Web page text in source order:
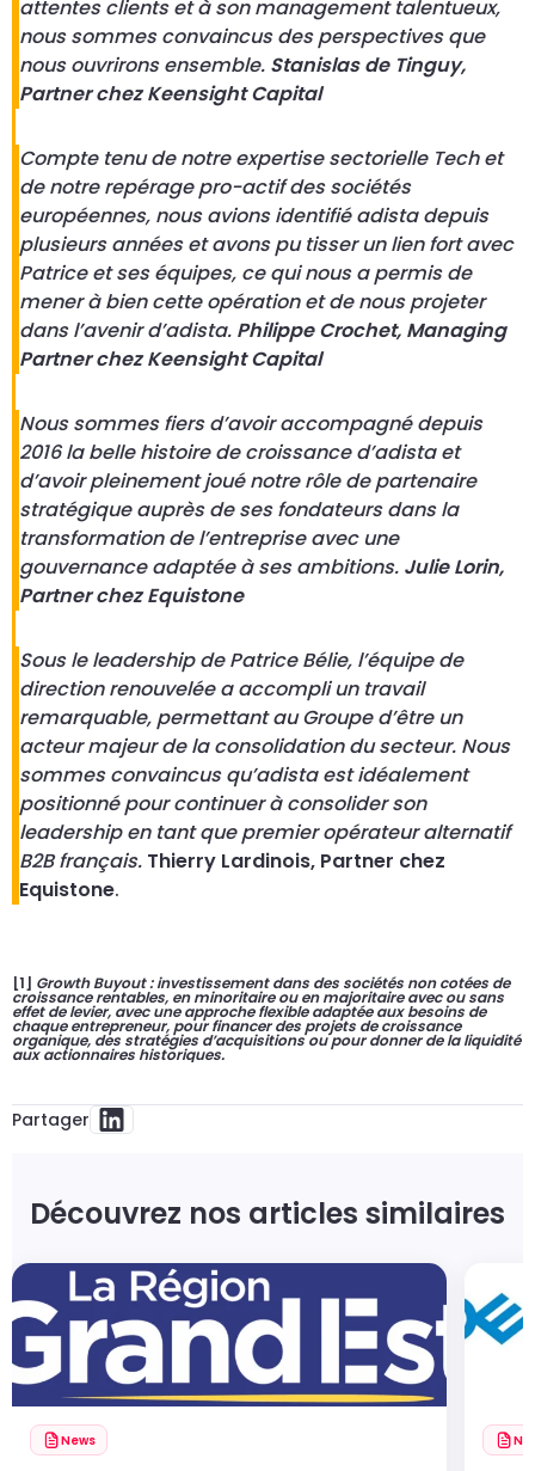
attentes clients et à son management talentueux,
nous sommes convaincus des perspectives que
nous ouvrirons ensemble. Stanislas de Tinguy,
Partner chez Keensight Capital
Compte tenu de notre expertise sectorielle Tech et
de notre repérage pro-actif des sociétés
européennes, nous avions identifié adista depuis
plusieurs années et avons pu tisser un lien fort avec
Patrice et ses équipes, ce qui nous a permis de
mener à bien cette opération et de nous projeter
dans l’avenir d’adista. Philippe Crochet, Managing
Partner chez Keensight Capital
Nous sommes fiers d’avoir accompagné depuis
2016 la belle histoire de croissance d’adista et
d’avoir pleinement joué notre rôle de partenaire
stratégique auprès de ses fondateurs dans la
transformation de l’entreprise avec une
gouvernance adaptée à ses ambitions. Julie Lorin,
Partner chez Equistone
Sous le leadership de Patrice Bélie, l’équipe de
direction renouvelée a accompli un travail
remarquable, permettant au Groupe d’être un
acteur majeur de la consolidation du secteur. Nous
sommes convaincus qu’adista est idéalement
positionné pour continuer à consolider son
leadership en tant que premier opérateur alternatif
B2B français. Thierry Lardinois, Partner chez
Equistone.
[1] Growth Buyout: investissement dans des sociétés non cotées de
croissance rentables, en minoritaire ou en majoritaire avec ou sans
effet de levier, avec une approche flexible adaptée aux besoins de
chaque entrepreneur, pour financer des projets de croissance
organique, des stratégies d’acquisitions ou pour donner de la liquidité
aux actionnaires historiques.
Partager
Découvrez nos articles similaires
News